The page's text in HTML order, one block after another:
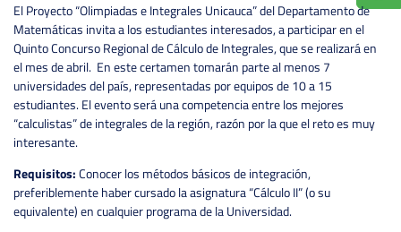
El Proyecto “Olimpiadas e Integrales Unicauca” del Departamento de
Matemáticas invita a los estudiantes interesados, a participar en el
Quinto Concurso Regional de Cálculo de Integrales, que se realizará en
el mes de abril. En este certamen tomarán parte al menos 7
universidades del país, representadas por equipos de 10 a 15
estudiantes. El evento será una competencia entre los mejores
“calculistas” de integrales de la región, razón por la que el reto es muy
interesante.
Requisitos:Conocer los métodos básicos de integración,
preferiblemente haber cursado la asignatura “Cálculo II” (o su
equivalente) en cualquier programa de la Universidad.